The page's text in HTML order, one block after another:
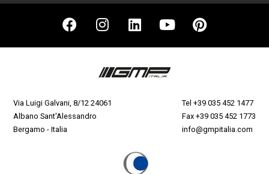
Via Luigi Galvani, 8/12 24061
Albano Sant'Alessandro
Bergamo - Italia
Tel +39 035 452 1477
Fax +39 035 452 1773
info@gmpitalia.com